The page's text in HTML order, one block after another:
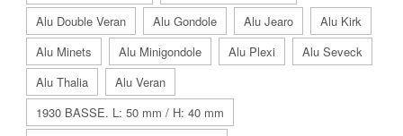
Alu Double Veran
Alu Gondole Alu Jearo
Alu Kirk
Alu Minets
Alu Minigondole Alu Plexi
Alu Seveck
Alu Thalia
Alu Veran
1930 BASSE. L: 50 mm / H: 40 mm